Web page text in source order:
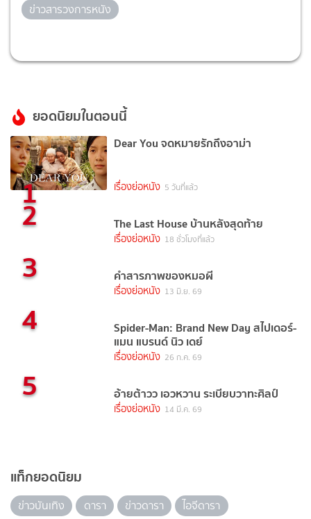
ข่าวสารวงการหนัง
ยอดนิยมในตอนนี้
1
Dear You จดหมายรักถึงอาม่า
เรื่องย่อหนัง 5 วันที่แล้ว
2 The Last House บ้านหลังสุดท้าย
เรื่องย่อหนัง 18 ชั่วโมงที่แล้ว
3 คำสารภาพของหมอผี
เรื่องย่อหนัง 13 มิ.ย. 69
4 Spider-Man: Brand New Day สไปเดอร์-
แมน แบรนด์ นิว เดย์
เรื่องย่อหนัง 26 ก.ค. 69
5 อ้ายต้าวว เอวหวาน ระเบียบวาทะศิลป์
เรื่องย่อหนัง 14 มี.ค. 69
แท็กยอดนิยม
ข่าวบันเทิง ดารา ข่าวดารา
ไอจีดารา